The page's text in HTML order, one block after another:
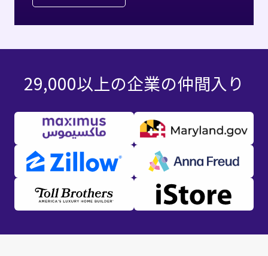
29,000以上の企業の仲間入り